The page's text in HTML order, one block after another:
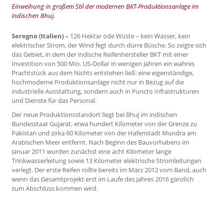
Einweihung in großem Stil der modernen BKT-Produktionsanlage im
indischen Bhuj.
Seregno (Italien) – 126 Hektar öde Wüste – kein Wasser, kein
elektrischer Strom, der Wind fegt durch dürre Büsche. So zeigte sich
das Gebiet, in dem der indische Reifenhersteller BKT mit einer
Inves­tition von 500 Mio. US-Dollar in wenigen Jahren ein wahres
Prachtstück aus dem Nichts entstehen ließ: eine eigenständige,
hochmoderne Produktionsanlage nicht nur in Bezug auf die
industrielle Ausstattung, sondern auch in Puncto Infrastrukturen
und Dienste für das Personal.
Der neue Produktionsstandort liegt bei Bhuj im indischen
Bundesstaat Gujarat, etwa hundert Kilometer von der Grenze zu
Pakistan und zirka 60 Kilometer von der Hafenstadt Mundra am
Arabischen Meer entfernt. Nach Beginn des Bauvorhabens im
Januar 2011 wurden zunächst eine acht Kilometer lange
Trinkwasserleitung sowie 13 Kilometer elektrische Stromleitungen
verlegt. Der erste Reifen rollte bereits im März 2012 vom Band, auch
wenn das Gesamtprojekt erst im Laufe des Jahres 2016 gänzlich
zum Abschluss kommen wird.